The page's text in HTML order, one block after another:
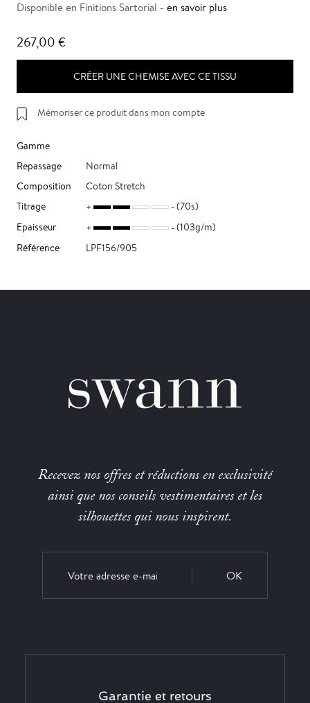
Disponible en Finitions Sartorial - en savoir plus
267,00 €
CRÉER UNE CHEMISE AVEC CE TISSU
Mémoriser ce produit dans mon compte
Gamme
Repassage
Normal
Composition
Coton Stretch
Titrage
(70s)
Epaisseur
(103g/m)
Référence
LPF156/905
Recevez nos offres et réductions en exclusivité
ainsi que nos conseils vestimentaires et les
silhouettes qui nous inspirent.
OK
Garantie et retours